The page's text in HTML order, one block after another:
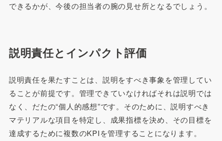
できるかが、今後の担当者の腕の見せ所となるでしょう。
説明責任とインパクト評価
説明責任を果たすことは、説明をすべき事象を管理してい
ることが前提です。管理できていなければそれは説明では
なく、だたの“個人的感想”です。そのために、説明すべき
マテリアルな項目を特定し、成果指標を決め、その目標を
達成するために複数のKPIを管理することになります。